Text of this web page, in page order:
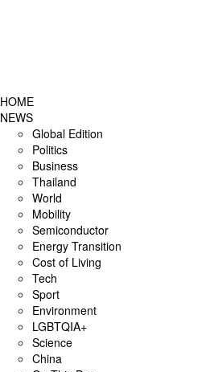
HOME
NEWS
Global Edition
Politics
Business
Thailand
World
Mobility
Semiconductor
Energy Transition
Cost of Living
Tech
Sport
Environment
LGBTQIA+
Science
China